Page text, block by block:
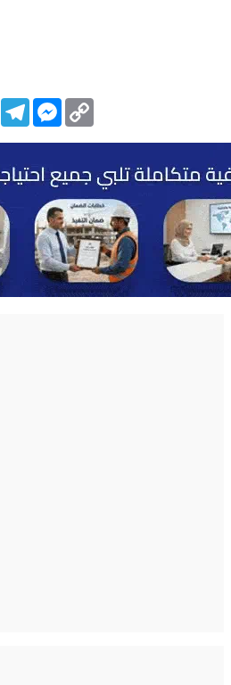
WhatsAppTelegramMessenger